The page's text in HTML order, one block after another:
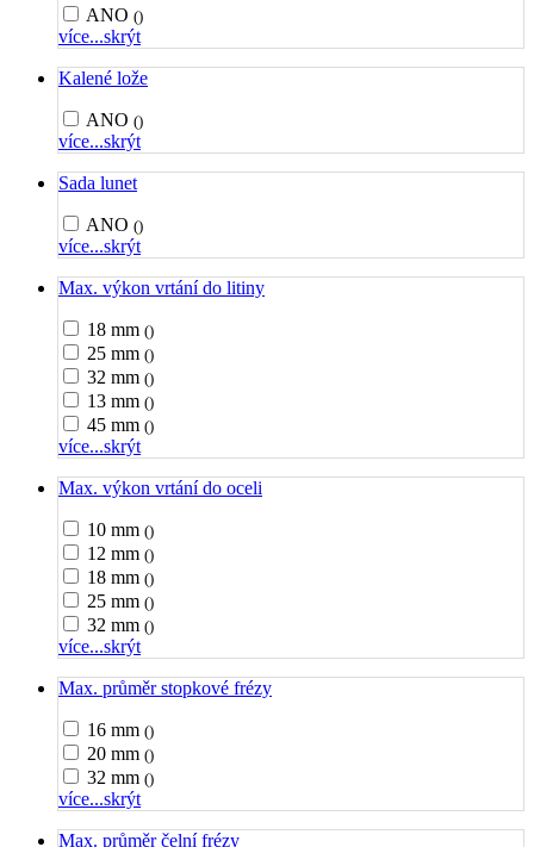
ANO ()
více...skrýt
Kalené lože
ANO ()
více...skrýt
Sada lunet
ANO ()
více...skrýt
Max. výkon vrtání do litiny
18 mm ()
25 mm ()
32 mm ()
13 mm ()
45 mm ()
více...skrýt
Max. výkon vrtání do oceli
10 mm ()
12 mm ()
18 mm ()
25 mm ()
32 mm ()
více...skrýt
Max. průměr stopkové frézy
16 mm ()
20 mm ()
32 mm ()
více...skrýt
Max. průměr čelní frézy